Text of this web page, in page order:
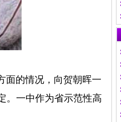
面的情况，向贺朝晖一
。一中作为省示范性高